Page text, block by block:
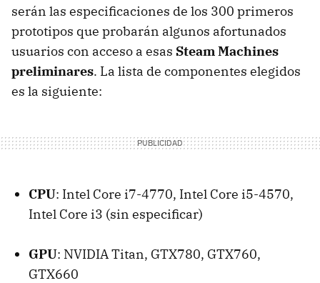
serán las especificaciones de los 300 primeros
prototipos que probarán algunos afortunados
usuarios con acceso a esas Steam Machines
preliminares. La lista de componentes elegidos
es la siguiente:
CPU: Intel Core i7-4770, Intel Core i5-4570,
Intel Core i3 (sin especificar)
GPU: NVIDIA Titan, GTX780, GTX760,
GTX660